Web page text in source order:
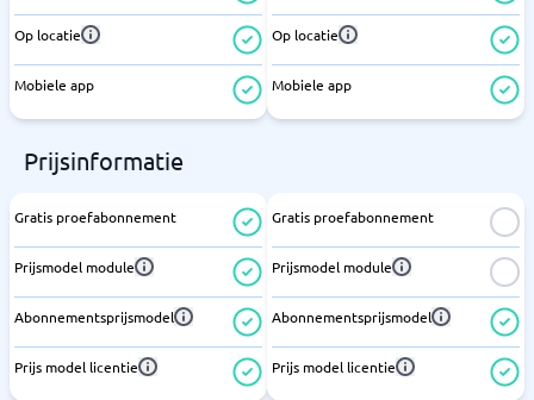
Op locatie
Mobiele app
Op locatie
Mobiele app
Prijsinformatie
Gratis proefabonnement
Prijsmodel module
Abonnementsprijsmodel
Prijs model licentie
Gratis proefabonnement
Prijsmodel module
Abonnementsprijsmodel
Prijs model licentie